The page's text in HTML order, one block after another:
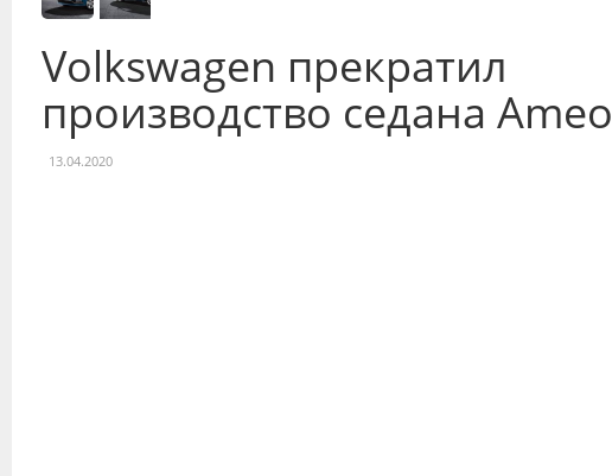
Volkswagen прекратил
производство седана Ameo
13.04.2020